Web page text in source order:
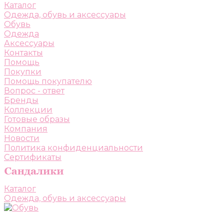
Каталог
Одежда, обувь и аксессуары
Обувь
Одежда
Аксессуары
Контакты
Помощь
Покупки
Помощь покупателю
Вопрос - ответ
Бренды
Коллекции
Готовые образы
Компания
Новости
Политика конфиденциальности
Сертификаты
Каталог
Одежда, обувь и аксессуары